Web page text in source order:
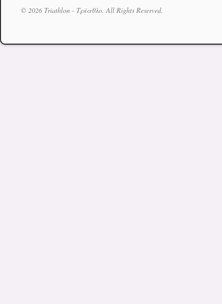
© 2026 Triathlon - Τρίαθλο. All Rights Reserved.